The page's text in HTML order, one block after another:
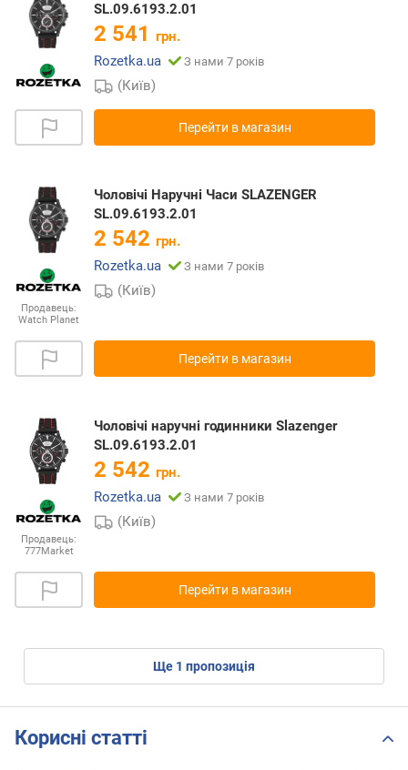
SL.09.6193.2.01
2 541 грн.
Rozetka.ua
З нами 7 років
(Київ)
Перейти в магазин
Продавець:
Watch Planet
Чоловічі Наручні Часи SLAZENGER
SL.09.6193.2.01
2 542 грн.
Rozetka.ua
З нами 7 років
(Київ)
Перейти в магазин
Продавець:
777Market
Чоловічі наручні годинники Slazenger
SL.09.6193.2.01
2 542 грн.
Rozetka.ua
З нами 7 років
(Київ)
Перейти в магазин
ще 1 пропозиція
Корисні статті